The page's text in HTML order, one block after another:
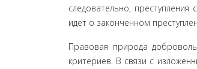
следовательно,
идет о законченном
Правовая природа
критериев. В связи с